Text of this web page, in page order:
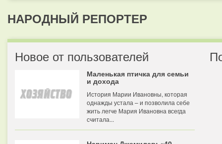
НАРОДНЫЙ РЕПОРТЕР
Новое от пользователей
Маленькая птичка для семьи
и дохода
История Марии Ивановны, которая
однажды устала – и позволила себе
жить легче Мария Ивановна всегда
считала...